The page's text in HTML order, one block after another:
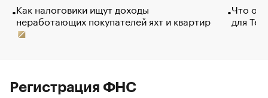
Как налоговики ищут доходы
неработающих покупателей яхт и квартир
Что
для
Регистрация ФНС